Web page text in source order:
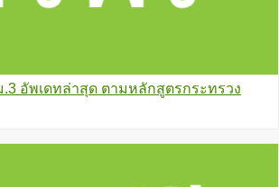
อัพเดทล่าสุด ตามหลักสูตรกระทรวง